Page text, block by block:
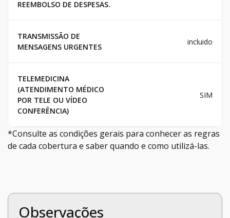
REEMBOLSO DE DESPESAS.
TRANSMISSÃO DE
MENSAGENS URGENTES
incluido
TELEMEDICINA
(ATENDIMENTO MÉDICO
POR TELE OU VÍDEO
CONFERÊNCIA)
SIM
*Consulte as condições gerais para conhecer as regras
de cada cobertura e saber quando e como utilizá-las.
Observações